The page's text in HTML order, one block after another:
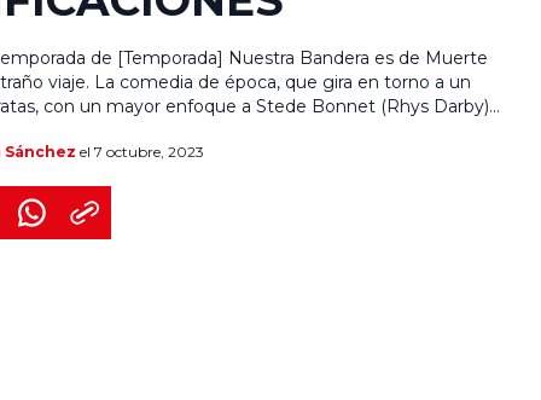
de [Temporada] Nuestra Bandera es de Muerte
viaje. La comedia de época, que gira en torno a un
con un mayor enfoque a Stede Bonnet (Rhys Darby),
[…]
Sánchez el 7 octubre, 2023